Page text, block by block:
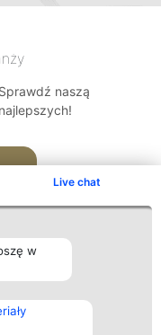
Live chat
w
naszą
Kontakt
Kontakt